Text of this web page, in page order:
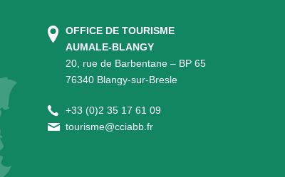
OFFICE DE TOURISME
AUMALE-BLANGY
20, rue de Barbentane – BP 65
76340 Blangy-sur-Bresle
+33 (0)2 35 17 61 09
tourisme@cciabb.fr